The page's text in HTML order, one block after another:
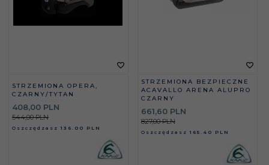
STRZEMIONA OPERA,
CZARNY/TYTAN
408,00 PLN
544,00 PLN
Oszczędzasz 136.00 PLN
STRZEMIONA BEZPIECZNE
ACAVALLO ARENA ALUPRO
CZARNY
661,60 PLN
827,00 PLN
Oszczędzasz 165.40 PLN